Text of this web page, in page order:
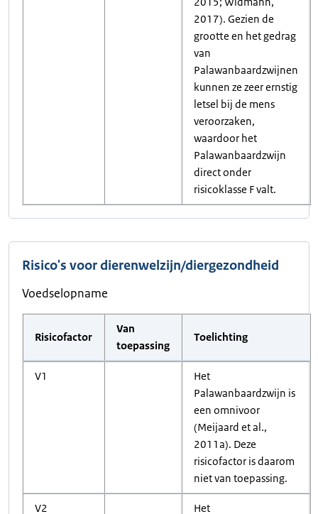
2017). Gezien de
grootte en het gedrag
van
Palawanbaardzwijnen
kunnen ze zeer ernstig
letsel bij de mens
veroorzaken,
waardoor het
Palawanbaardzwijn
direct onder
risicoklasse F valt.
Risico's voor dierenwelzijn/diergezondheid
Voedselopname
Risicofactor
Van
toepassing
Toelichting
V1
Het
Palawanbaardzwijn is
een omnivoor
(Meijaard et al.,
2011a). Deze
risicofactor is daarom
niet van toepassing.
V2
Het